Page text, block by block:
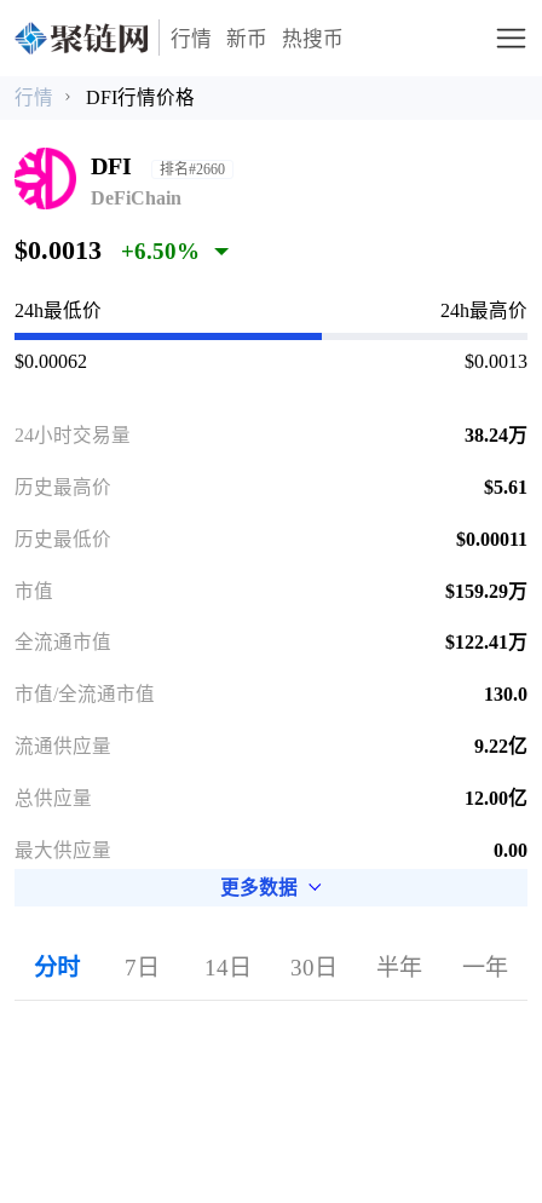
行情 新币 热搜币
行情 DFI行情价格
DFI 排名#2660
DeFiChain
$0.0013 +6.50%
24h最低价 24h最高价
$0.00062 $0.0013
24小时交易量 38.24万
历史最高价 $5.61
历史最低价 $0.00011
市值 $159.29万
全流通市值 $122.41万
市值/全流通市值 130.0
流通供应量 9.22亿
总供应量 12.00亿
最大供应量
0.00
更多数据
分时 7日 14日 30日 半年 一年